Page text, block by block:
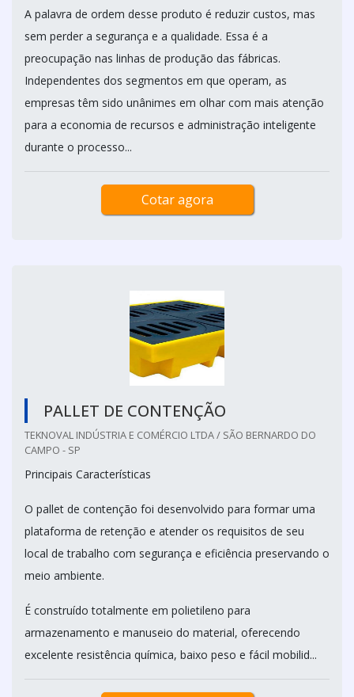
A palavra de ordem desse produto é reduzir custos, mas
sem perder a segurança e a qualidade. Essa é a
preocupação nas linhas de produção das fábricas.
Independentes dos segmentos em que operam, as
empresas têm sido unânimes em olhar com mais atenção
para a economia de recursos e administração inteligente
durante o processo...
Cotar agora
PALLET DE CONTENÇÃO
TEKNOVAL INDÚSTRIA E COMÉRCIO LTDA / SÃO BERNARDO DO
CAMPO - SP
Principais Características
O pallet de contenção foi desenvolvido para formar uma
plataforma de retenção e atender os requisitos de seu
local de trabalho com segurança e eficiência preservando o
meio ambiente.
É construído totalmente em polietileno para
armazenamento e manuseio do material, oferecendo
excelente resistência química, baixo peso e fácil mobilid...